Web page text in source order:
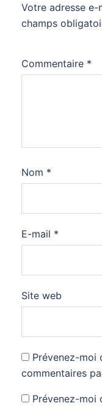
Votre adresse e-
champs
Commentaire *
Nom *
E-mail *
Site web
Prévenez-moi
commentaires
Prévenez-moi